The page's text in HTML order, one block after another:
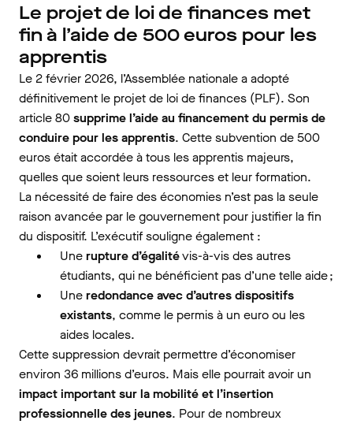
Le projet de loi de finances met
fin à l’aide de 500 euros pour les
apprentis
Le 2 février 2026, l’Assemblée nationale a adopté
définitivement le projet de loi de finances (PLF). Son
article 80supprime l’aide au financement du permis de
conduire pour les apprentis. Cette subvention de 500
euros était accordée à tous les apprentis majeurs,
quelles que soient leurs ressources et leur formation.
La nécessité de faire des économies n’est pas la seule
raison avancée par le gouvernement pour justifier la fin
du dispositif. L’exécutif souligne également :
Unerupture d’égalitévis-à-vis des autres
étudiants, qui ne bénéficient pas d’une telle aide ;
Uneredondance avec d’autres dispositifs
existants, comme le permis à un euro ou les
aides locales.
Cette suppression devrait permettre d’économiser
environ 36 millions d’euros. Mais elle pourrait avoir un
impact important sur la mobilité et l’insertion
professionnelle des jeunes. Pour de nombreux